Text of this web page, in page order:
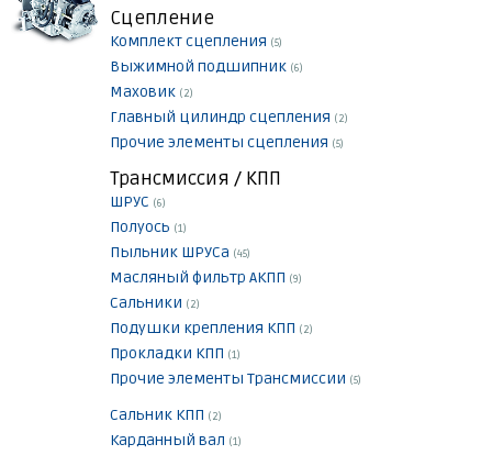
Сцепление
Комплект сцепления (5)
Выжимной подшипник (6)
Маховик (2)
Главный цилиндр сцепления (2)
Прочие элементы сцепления (5)
Трансмиссия / КПП
ШРУС (6)
Полуось (1)
Пыльник ШРУСа (45)
Масляный фильтр АКПП (9)
Сальники (2)
Подушки крепления КПП (2)
Прокладки КПП (1)
Прочие элементы Трансмиссии (5)
Сальник КПП (2)
Карданный вал (1)